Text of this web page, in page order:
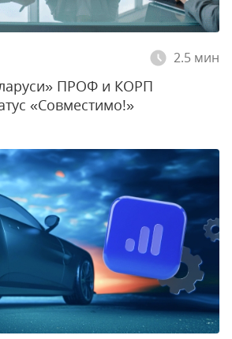
2.5 мин
ПРОФ и КОРП
«Совместимо!»